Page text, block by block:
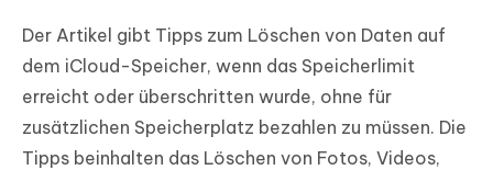
Der Artikel gibt Tipps zum Löschen von Daten auf
dem iCloud-Speicher, wenn das Speicherlimit
erreicht oder überschritten wurde, ohne für
zusätzlichen Speicherplatz bezahlen zu müssen. Die
Tipps beinhalten das Löschen von Fotos, Videos,